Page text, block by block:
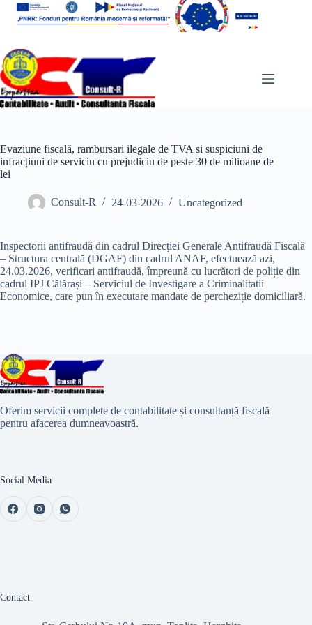
Evaziune fiscală, rambursari ilegale de TVA si suspiciuni de
infracțiuni de serviciu cu prejudiciu de peste 30 de milioane de
lei
Consult-R 24-03-2026 Uncategorized
Inspectorii antifraudă din cadrul Direcţiei Generale Antifraudă Fiscală
– Structura centrală (DGAF) din cadrul ANAF, efectuează azi,
24.03.2026, verificari antifraudă, împreună cu lucrători de poliție din
cadrul IPJ Călărași – Serviciul de Investigare a Criminalitatii
Economice, care pun în executare mandate de percheziție domiciliară.
Oferim servicii complete de contabilitate și consultanță fiscală
pentru afacerea dumneavoastră.
Social Media
Contact